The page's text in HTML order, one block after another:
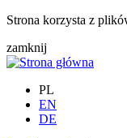
Strona korzysta z
zamknij
PL
EN
DE